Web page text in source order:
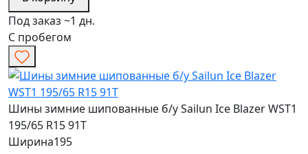
Под заказ ~1 дн.
С пробегом
Шины зимние шипованные б/у Sailun Ice Blazer WST1
195/65 R15 91T
Ширина195